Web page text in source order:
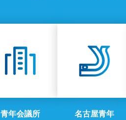
青年会議所
名古屋青年